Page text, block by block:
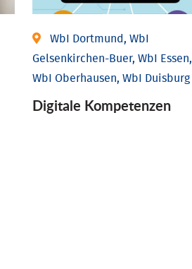
WbI Dortmund, WbI
Gelsenkirchen-Buer, WbI Essen,
WbI Oberhausen, WbI Duisburg
Digitale Kompetenzen